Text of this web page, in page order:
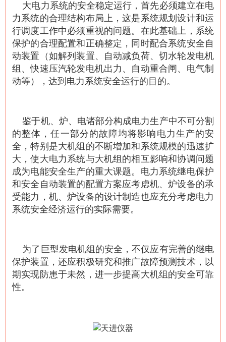
大电力系统的安全稳定运行，首先必须建立在电
力系统的合理结构布局上，这是系统规划设计和运
行调度工作中必须重视的问题。在此基础上，系统
保护的合理配置和正确整定，同时配合系统安全自
动装置（如解列装置、自动减负荷、切水轮发电机
组、快速压汽轮发电机出力、自动重合闸、电气制
动等），达到电力系统安全运行的目的。
鉴于机、炉、电诸部分构成电力生产中不可分割
的整体，任一部分的故障均将影响电力生产的安
全，特别是大机组的不断增加和系统规模的迅速扩
大，使大电力系统与大机组的相互影响和协调问题
成为电能安全生产的重大课题。电力系统继电保护
和安全自动装置的配置方案应考虑机、炉设备的承
受能力，机、炉设备的设计制造也应充分考虑电力
系统安全经济运行的实际需要。
为了巨型发电机组的安全，不仅应有完善的继电
保护装置，还应积极研究和推广故障预测技术，以
期实现防患于未然，进一步提高大机组的安全可靠
性。